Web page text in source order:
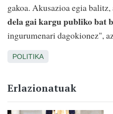
gakoa. Akusazioa egia
dela gai kargu publiko bat
ingurumenari dagokionez",
POLITIKA
Erlazionatuak